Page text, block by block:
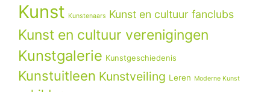
Kunst Kunstenaars Kunst en cultuur fanclubs
Kunst en cultuur verenigingen
Kunstgalerie Kunstgeschiedenis
Kunstuitleen Kunstveiling Leren Moderne Kunst